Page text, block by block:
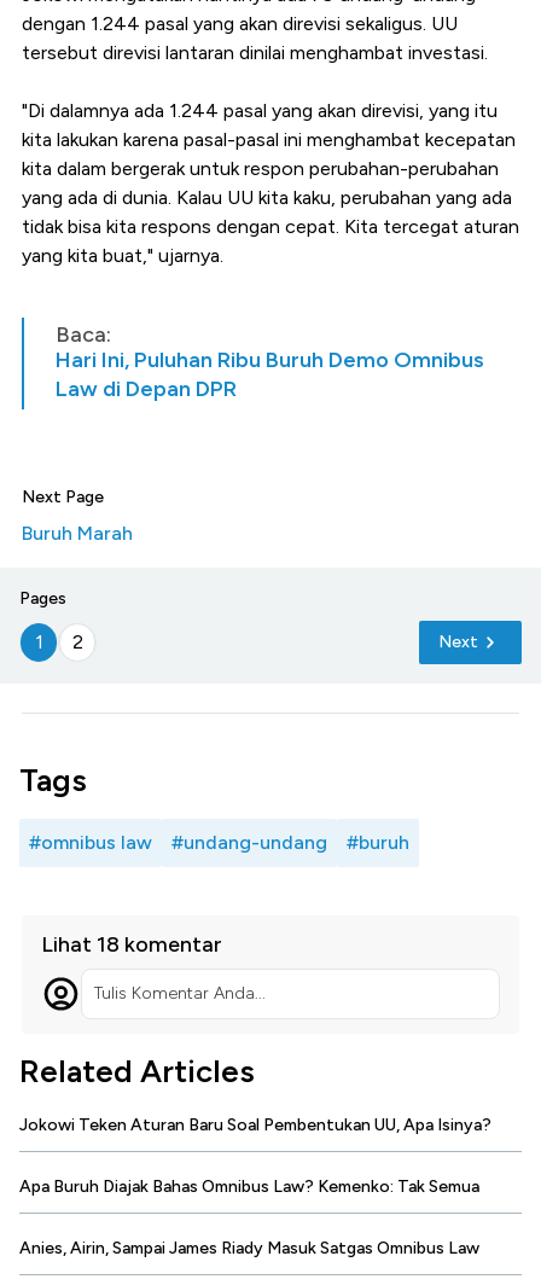
dengan 1.244 pasal yang akan direvisi sekaligus. UU
tersebut direvisi lantaran dinilai menghambat investasi.
"Di dalamnya ada 1.244 pasal yang akan direvisi, yang itu
kita lakukan karena pasal-pasal ini menghambat kecepatan
kita dalam bergerak untuk respon perubahan-perubahan
yang ada di dunia. Kalau UU kita kaku, perubahan yang ada
tidak bisa kita respons dengan cepat. Kita tercegat aturan
yang kita buat," ujarnya.
Baca:
Hari Ini, Puluhan Ribu Buruh Demo Omnibus
Law di Depan DPR
Next Page
Buruh Marah
Pages
1 2 Next
Tags
#omnibus law #undang-undang #buruh
Lihat 18 komentar
Tulis Komentar Anda...
Related Articles
Jokowi Teken Aturan Baru Soal Pembentukan UU, Apa Isinya?
Apa Buruh Diajak Bahas Omnibus Law? Kemenko: Tak Semua
Anies, Airin, Sampai James Riady Masuk Satgas Omnibus Law